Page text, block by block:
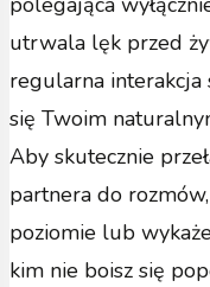
utrwala lęk przed
regularna interakcja
się Twoim
Aby skutecznie
partnera do
poziomie lub
kim nie boisz się